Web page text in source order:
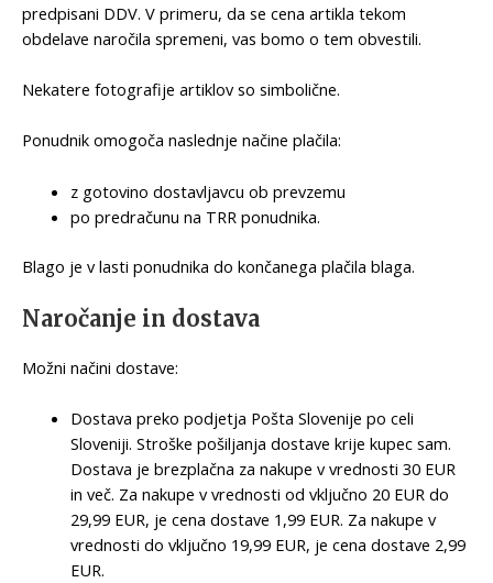
predpisani DDV. V primeru, da se cena artikla tekom
obdelave naročila spremeni, vas bomo o tem obvestili.
Nekatere fotografije artiklov so simbolične.
Ponudnik omogoča naslednje načine plačila:
z gotovino dostavljavcu ob prevzemu
po predračunu na TRR ponudnika.
Blago je v lasti ponudnika do končanega plačila blaga.
Naročanje in dostava
Možni načini dostave:
Dostava preko podjetja Pošta Slovenije po celi
Sloveniji. Stroške pošiljanja dostave krije kupec sam.
Dostava je brezplačna za nakupe v vrednosti 30 EUR
in več. Za nakupe v vrednosti od vključno 20 EUR do
29,99 EUR, je cena dostave 1,99 EUR. Za nakupe v
vrednosti do vključno 19,99 EUR, je cena dostave 2,99
EUR.